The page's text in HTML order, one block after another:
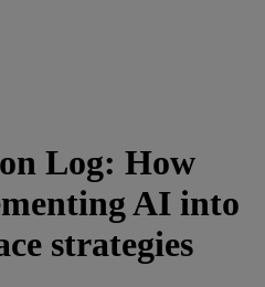
Log: How
AI into
strategies